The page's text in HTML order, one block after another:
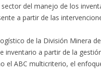
del manejo de los
a partir de las
de la División Minera
inventario a partir de la
el ABC multicriterio, el